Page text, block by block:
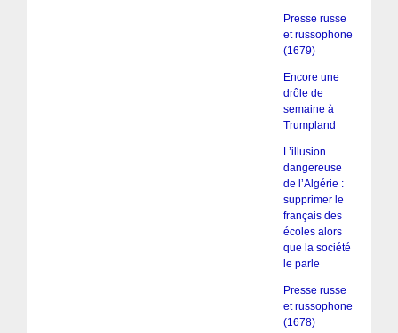
Presse russe
et russophone
(1679)
Encore une
drôle de
semaine à
Trumpland
L’illusion
dangereuse
de l’Algérie :
supprimer le
français des
écoles alors
que la société
le parle
Presse russe
et russophone
(1678)